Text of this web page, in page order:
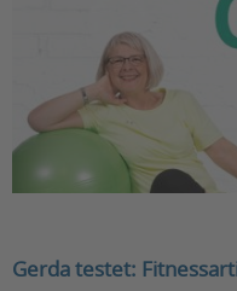
Gerda testet: